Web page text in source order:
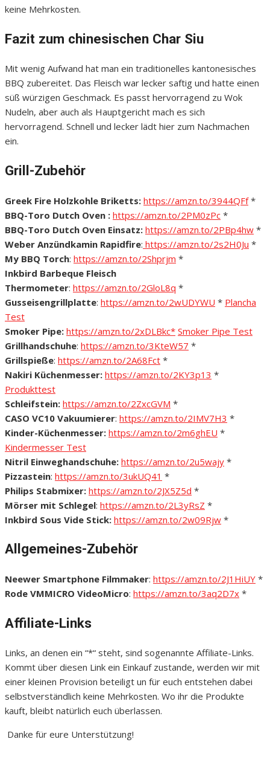
keine Mehrkosten.
Fazit zum chinesischen Char Siu
Mit wenig Aufwand hat man ein traditionelles kantonesisches
BBQ zubereitet. Das Fleisch war lecker saftig und hatte einen
süß würzigen Geschmack. Es passt hervorragend zu Wok
Nudeln, aber auch als Hauptgericht mach es sich
hervorragend. Schnell und lecker lädt hier zum Nachmachen
ein.
Grill-Zubehör
Greek Fire Holzkohle Briketts: https://amzn.to/3944QFf*
BBQ-Toro Dutch Oven : https://amzn.to/2PM0zPc *
BBQ-Toro Dutch Oven Einsatz: https://amzn.to/2PBp4hw *
Weber Anzündkamin Rapidfire: https://amzn.to/2s2H0Ju *
My BBQ Torch: https://amzn.to/2Shprjm *
Inkbird Barbeque Fleisch
Thermometer: https://amzn.to/2GloL8q *
Gusseisengrillplatte: https://amzn.to/2wUDYWU * Plancha
Test
Smoker Pipe: https://amzn.to/2xDLBkc* Smoker Pipe Test
Grillhandschuhe: https://amzn.to/3KteW57 *
Grillspieße: https://amzn.to/2A68Fct *
Nakiri Küchenmesser: https://amzn.to/2KY3p13 *
Produkttest
Schleifstein: https://amzn.to/2ZxcGVM *
CASO VC10 Vakuumierer: https://amzn.to/2IMV7H3 *
Kinder-Küchenmesser: https://amzn.to/2m6ghEU *
Kindermesser Test
Nitril Einweghandschuhe: https://amzn.to/2u5wajy *
Pizzastein: https://amzn.to/3ukUQ41 *
Philips Stabmixer: https://amzn.to/2JX5Z5d *
Mörser mit Schlegel: https://amzn.to/2L3yRsZ *
Inkbird Sous Vide Stick: https://amzn.to/2w09Rjw *
Allgemeines-Zubehör
Neewer Smartphone Filmmaker: https://amzn.to/2J1HiUY *
Rode VMMICRO VideoMicro: https://amzn.to/3aq2D7x *
Affiliate-Links
Links, an denen ein “*“ steht, sind sogenannte Affiliate-Links.
Kommt über diesen Link ein Einkauf zustande, werden wir mit
einer kleinen Provision beteiligt un für euch entstehen dabei
selbstverständlich keine Mehrkosten. Wo ihr die Produkte
kauft, bleibt natürlich euch überlassen.
Danke für eure Unterstützung!